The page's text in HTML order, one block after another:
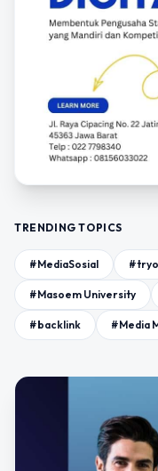
TRENDING TOPICS
#MediaSosial
#Masoem University
#backlink #Media